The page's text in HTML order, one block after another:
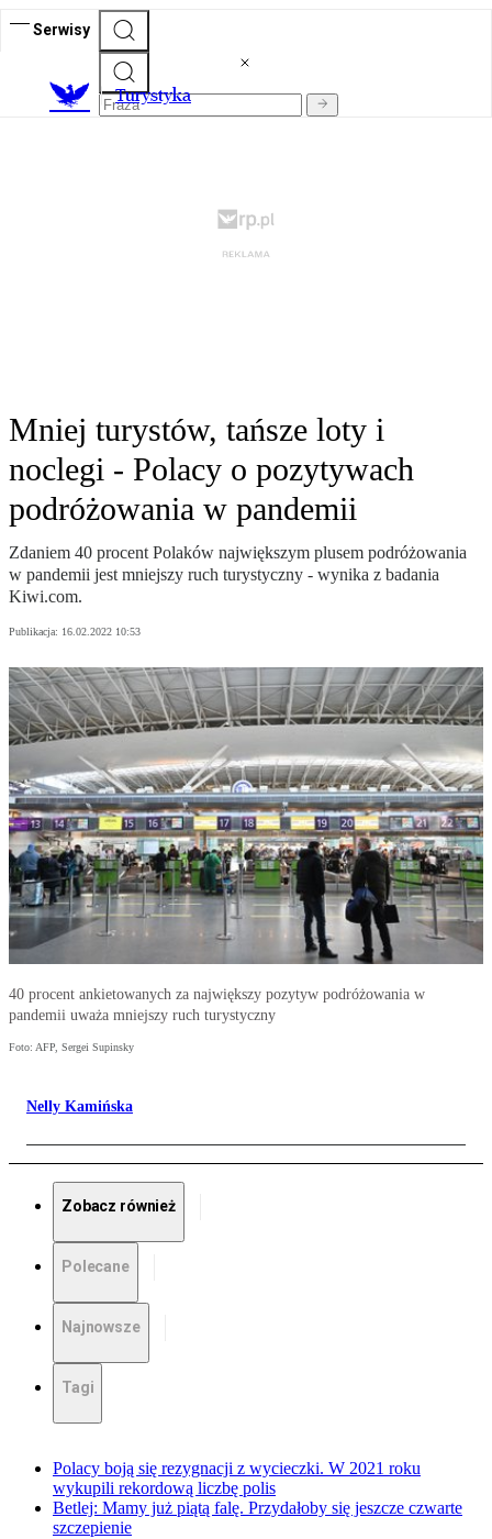
Serwisy
Turystyka
Mniej turystów, tańsze loty i
noclegi - Polacy o pozytywach
podróżowania w pandemii
Zdaniem 40 procent Polaków największym plusem podróżowania
w pandemii jest mniejszy ruch turystyczny - wynika z badania
Kiwi.com.
Publikacja: 16.02.2022 10:53
40 procent ankietowanych za największy pozytyw podróżowania w
pandemii uważa mniejszy ruch turystyczny
Foto: AFP, Sergei Supinsky
Nelly Kamińska
Zobacz również
Polecane
Najnowsze
Tagi
Polacy boją się rezygnacji z wycieczki. W 2021 roku
wykupili rekordową liczbę polis
Betlej: Mamy już piątą falę. Przydałoby się jeszcze czwarte
szczepienie